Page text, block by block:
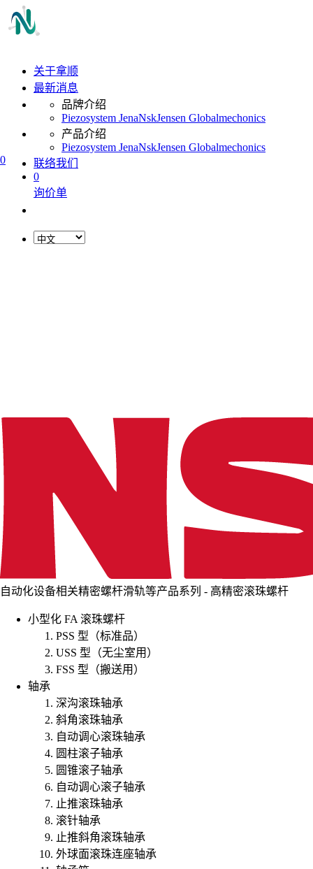
0
关于拿顺
最新消息
品牌介绍
Piezosystem JenaNskJensen Globalmechonics
产品介绍
Piezosystem JenaNskJensen Globalmechonics
联络我们
0
询价单
自动化设备相关精密螺杆滑轨等产品系列 - 高精密滚珠螺杆
小型化 FA 滚珠螺杆
PSS 型（标准品）
USS 型（无尘室用）
FSS 型（搬送用）
轴承
深沟滚珠轴承
斜角滚珠轴承
自动调心滚珠轴承
圆柱滚子轴承
圆锥滚子轴承
自动调心滚子轴承
止推滚珠轴承
滚针轴承
止推斜角滚珠轴承
外球面滚珠连座轴承